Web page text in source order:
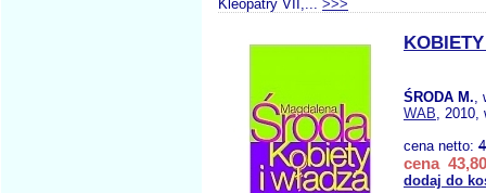
Kleopatry VII,... >>>
ŚRODA M.,
WAB, 2010,
cena netto:
cena
dodaj do